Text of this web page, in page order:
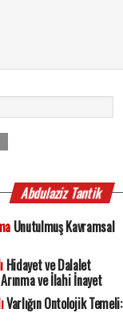
Abdulaziz Tantik
Unutulmuş Kavramsal
Hidayet ve Dalalet
ve İlahi İnayet
Varlığın Ontolojik Temeli: